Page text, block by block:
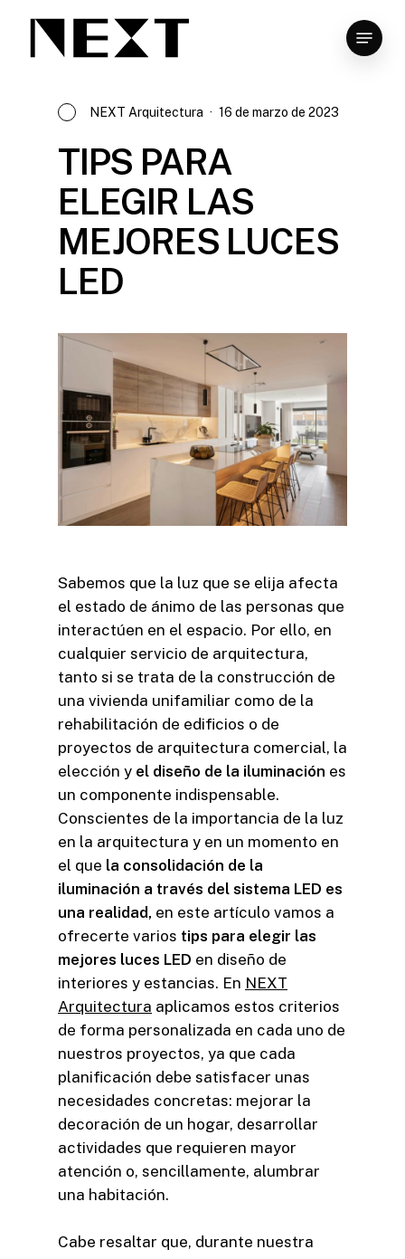
main
Menu
NEXT Arquitectura 16 de marzo de 2023
TIPS PARA
ELEGIR LAS
MEJORES LUCES
LED
Sabemos que la luz que se elija afecta
el estado de ánimo de las personas que
interactúen en el espacio. Por ello, en
cualquier servicio de arquitectura,
tanto si se trata de la construcción de
una vivienda unifamiliar como de la
rehabilitación de edificios o de
proyectos de arquitectura comercial, la
elección y el diseño de la iluminación es
un componente indispensable.
Conscientes de la importancia de la luz
en la arquitectura y en un momento en
el que la consolidación de la
iluminación a través del sistema LED es
una realidad, en este artículo vamos a
ofrecerte varios tips para elegir las
mejores luces LED en diseño de
interiores y estancias. En NEXT
Arquitectura aplicamos estos criterios
de forma personalizada en cada uno de
nuestros proyectos, ya que cada
planificación debe satisfacer unas
necesidades concretas: mejorar la
decoración de un hogar, desarrollar
actividades que requieren mayor
atención o, sencillamente, alumbrar
una habitación.
Cabe resaltar que, durante nuestra
Close